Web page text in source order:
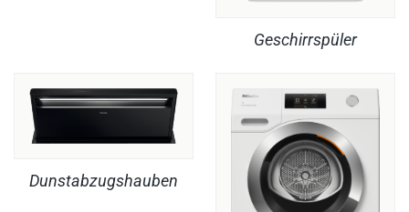
Geschirrspüler
Dunstabzugshauben